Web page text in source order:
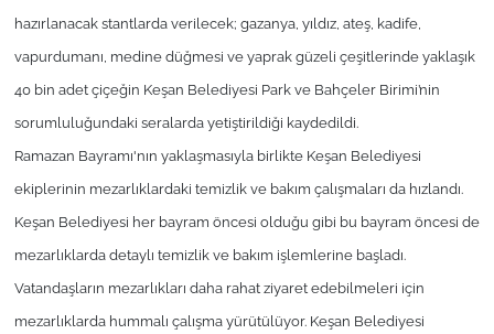
hazırlanacak stantlarda verilecek; gazanya, yıldız, ateş, kadife,
vapurdumanı, medine düğmesi ve yaprak güzeli çeşitlerinde yaklaşık
40 bin adet çiçeğin Keşan Belediyesi Park ve Bahçeler Birimi’nin
sorumluluğundaki seralarda yetiştirildiği kaydedildi.
Ramazan Bayramı'nın yaklaşmasıyla birlikte Keşan Belediyesi
ekiplerinin mezarlıklardaki temizlik ve bakım çalışmaları da hızlandı.
Keşan Belediyesi her bayram öncesi olduğu gibi bu bayram öncesi de
mezarlıklarda detaylı temizlik ve bakım işlemlerine başladı.
Vatandaşların mezarlıkları daha rahat ziyaret edebilmeleri için
mezarlıklarda hummalı çalışma yürütülüyor. Keşan Belediyesi
Bilim Teknoloji
English News
Finans
Genel-A